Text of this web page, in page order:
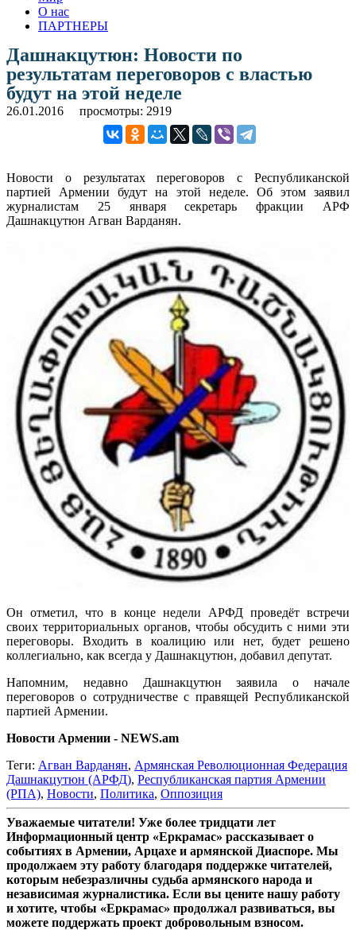
О нас
ПАРТНЕРЫ
Дашнакцутюн: Новости по
результатам переговоров с властью
будут на этой неделе
26.01.2016 просмотры: 2919
Новости о результатах переговоров с Республиканской
партией Армении будут на этой неделе. Об этом заявил
журналистам 25 января секретарь фракции АРФ
Дашнакцутюн Агван Варданян.
Он отметил, что в конце недели АРФД проведёт встречи
своих территориальных органов, чтобы обсудить с ними эти
переговоры. Входить в коалицию или нет, будет решено
коллегиально, как всегда у Дашнакцутюн, добавил депутат.
Напомним, недавно Дашнакцутюн заявила о начале
переговоров о сотрудничестве с правящей Республиканской
партией Армении.
Новости Армении - NEWS.am
Теги: Агван Варданян, Армянская Революционная Федерация
Дашнакцутюн (АРФД), Республиканская партия Армении
(РПА), Новости, Политика, Оппозиция
Уважаемые читатели! Уже более тридцати лет
Информационный центр «Еркрамас» рассказывает о
событиях в Армении, Арцахе и армянской Диаспоре. Мы
продолжаем эту работу благодаря поддержке читателей,
которым небезразличны судьба армянского народа и
независимая журналистика. Если вы цените нашу работу
и хотите, чтобы «Еркрамас» продолжал развиваться, вы
можете поддержать проект добровольным взносом.